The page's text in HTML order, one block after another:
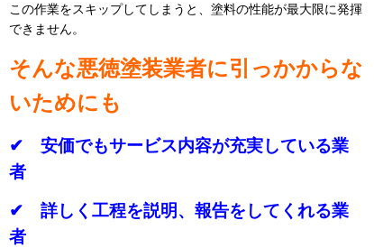
この作業をスキップしてしまうと、塗料の性能が最大限に発揮
できません。
そんな悪徳塗装業者に引っかからな
いためにも
✔ 安価でもサービス内容が充実している業
者
✔ 詳しく工程を説明、報告をしてくれる業
者